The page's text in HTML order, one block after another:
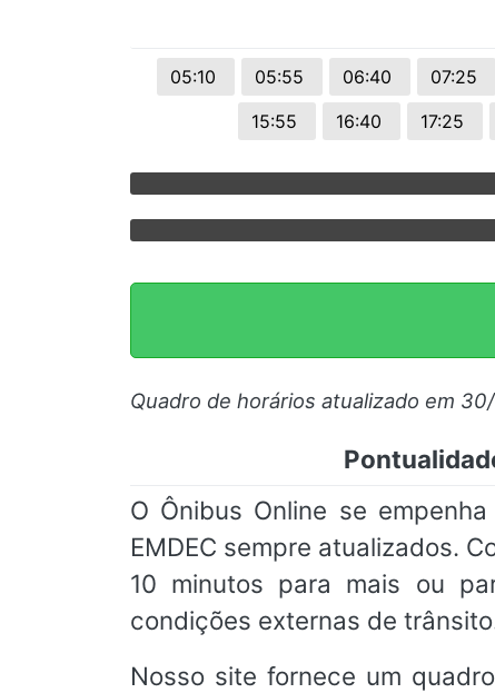
05:10 05:55 06:40 07:25
15:55
16:40 17:25
Quadro de horários atualizado em
O Ônibus Online se
EMDEC sempre atualizados.
10 minutos para mais ou
condições externas de
Nosso site fornece um